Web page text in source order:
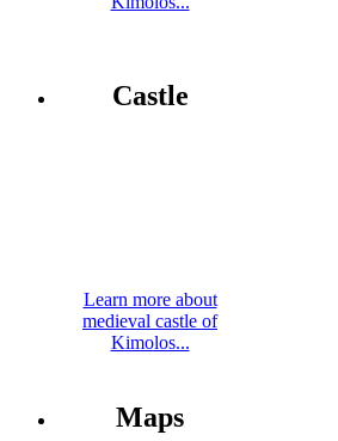
Castle
Learn more about
medieval castle of
Kimolos...
Maps